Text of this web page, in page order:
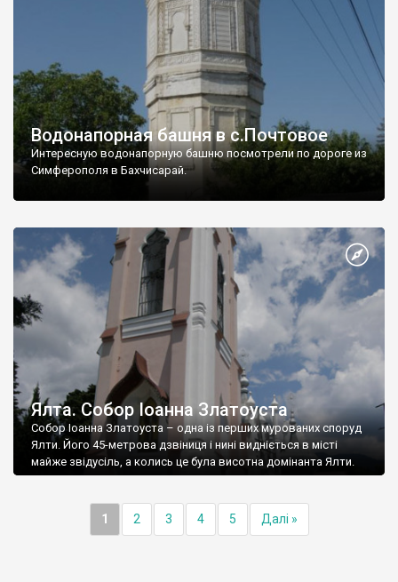
Водонапорная башня в с.Почтовое
Интересную водонапорную башню посмотрели по дороге из
Симферополя в Бахчисарай.
Ялта. Собор Іоанна Златоуста
Собор Іоанна Златоуста – одна із перших мурованих споруд
Ялти. Його 45-метрова дзвіниця і нині видніється в місті
майже звідусіль, а колись це була висотна домінанта Ялти.
1 2 3 4 5 Далі »